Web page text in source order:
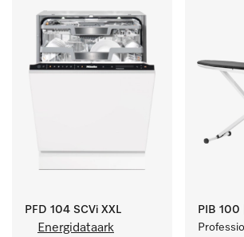
PFD 104 SCVi XXL
Energidataark
PIB 100